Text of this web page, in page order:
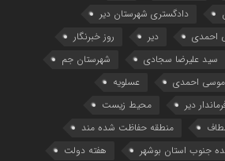
دادگستری شهرستان دیر
احمدی دیر
روز خبرنگار
سید علیرضا سجادی
شهرستان جم
احمدی
عسلویه
دیر
محیط زیست
منطقه حفاظت شده مند
جنوب استان بوشهر
هفته دولت